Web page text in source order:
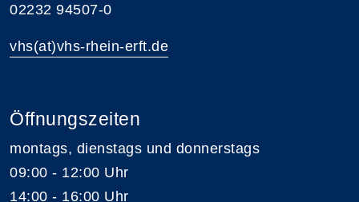
02232 94507-0
vhs(at)vhs-rhein-erft.de
Öffnungszeiten
montags, dienstags und donnerstags
09:00 - 12:00 Uhr
14:00 - 16:00 Uhr